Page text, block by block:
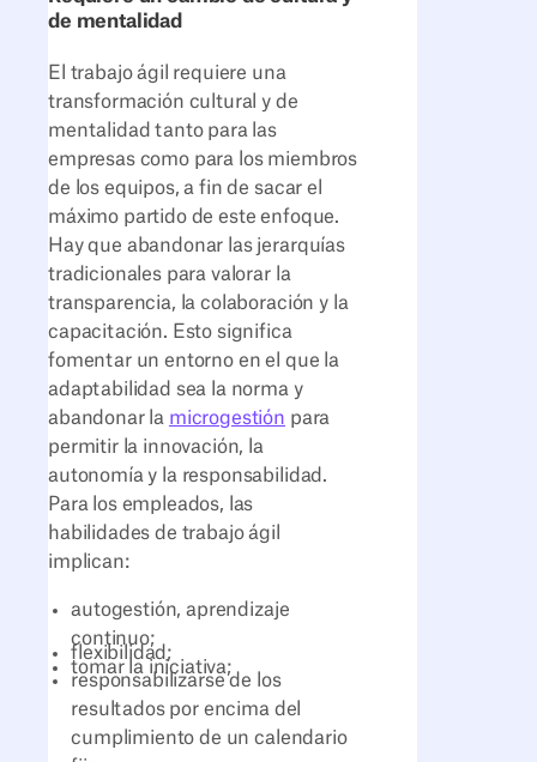
de mentalidad
El trabajo ágil requiere una
transformación cultural y de
mentalidad tanto para las
empresas como para los miembros
de los equipos, a fin de sacar el
máximo partido de este enfoque.
Hay que abandonar las jerarquías
tradicionales para valorar la
transparencia, la colaboración y la
capacitación. Esto significa
fomentar un entorno en el que la
adaptabilidad sea la norma y
abandonar la microgestión para
permitir la innovación, la
autonomía y la responsabilidad.
Para los empleados, las
habilidades de trabajo ágil
implican:
autogestión, aprendizaje
continuo;
flexibilidad;
tomar la iniciativa;
responsabilizarse de los
resultados por encima del
cumplimiento de un calendario